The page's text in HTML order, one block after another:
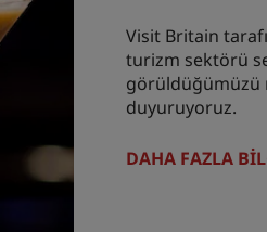
Visit Britain
turizm sektörü
görüldüğümüzü
duyuruyoruz.
DAHA FAZLA